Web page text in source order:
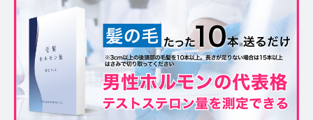
【医療機関向け】毛髪検査技術の資料ダウンロード
【一般・報道関係者向け】毛髪検査技術の資料ダウン
ロード
ホルモン測定技術のご活用についてご案内
運営者情報